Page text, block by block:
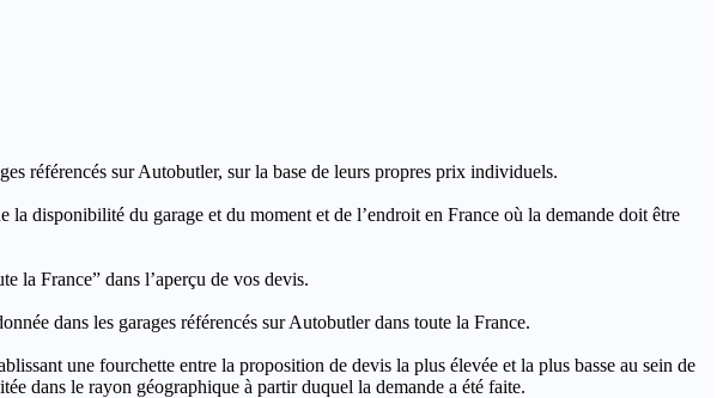
référencés sur Autobutler, sur la base de leurs propres prix individuels.
disponibilité du garage et du moment et de l’endroit en France où la demande doit être
la France” dans l’aperçu de vos devis.
dans les garages référencés sur Autobutler dans toute la France.
une fourchette entre la proposition de devis la plus élevée et la plus basse au sein de
dans le rayon géographique à partir duquel la demande a été faite.